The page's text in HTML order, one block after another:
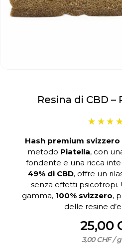
Resina di CBD –
Hash premium svizzero
metodo Piatella, con
fondente e una ricca
49% di CBD, offre un
senza effetti
gamma, 100% svizzero,
delle resine
25,00
3,00 CHF /